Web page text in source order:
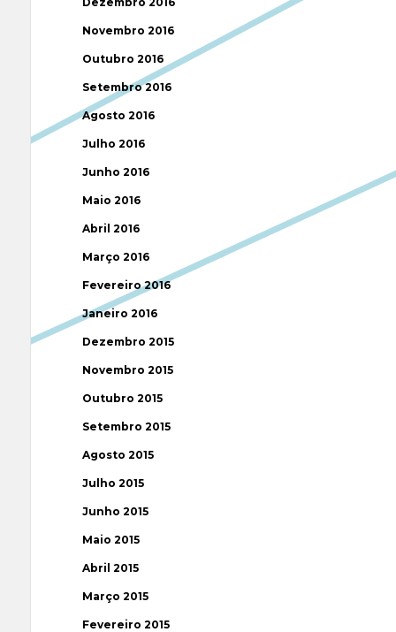
Novembro 2016
Outubro 2016
Setembro 2016
Agosto 2016
Julho 2016
Junho 2016
Maio 2016
Abril 2016
Março 2016
Fevereiro 2016
Janeiro 2016
Dezembro 2015
Novembro 2015
Outubro 2015
Setembro 2015
Agosto 2015
Julho 2015
Junho 2015
Maio 2015
Abril 2015
Março 2015
Fevereiro 2015